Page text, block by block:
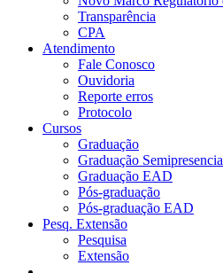
Transparência
CPA
Atendimento
Fale Conosco
Ouvidoria
Reporte erros
Protocolo
Cursos
Graduação
Graduação
Graduação EAD
Pós-graduação
Pós-graduação EAD
Pesq. Extensão
Pesquisa
Extensão